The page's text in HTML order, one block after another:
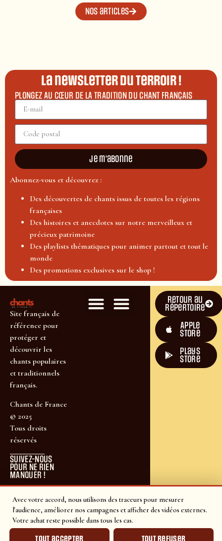
Avec votre accord, nous utilisons des traceurs pour mesurer
l'audience, améliorer nos campagnes et afficher des vidéos externes.
Votre achat reste possible dans tous les cas.
Tout accepter Tout refuser
Nos articles
La newsletter du terroir !
PLONGEZ AU CŒUR DE LA TRADITION DU CHANT FRANÇAIS
Je m'abonne
Abonnez-vous et découvrez :
Des découvertes de chants issus de toutes les régions
françaises
Des histoires et anecdotes sur notre merveilleux et
précieux patrimoine
Des playlists thématiques pour animer partout et tout le
monde
Des promotions exclusives sur le shop !
Site français de
référence pour
protéger et
découvrir les
chants populaires
et traditionnels
français.
Chants de France
© 2025
Tous droits
réservés
SUIVEZ-NOUS
POUR NE RIEN
MANQUER !
Retour au
répertoire
Apple
Store
plays
store